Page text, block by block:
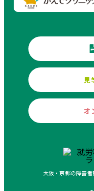
見
オ
大阪・京都の障害